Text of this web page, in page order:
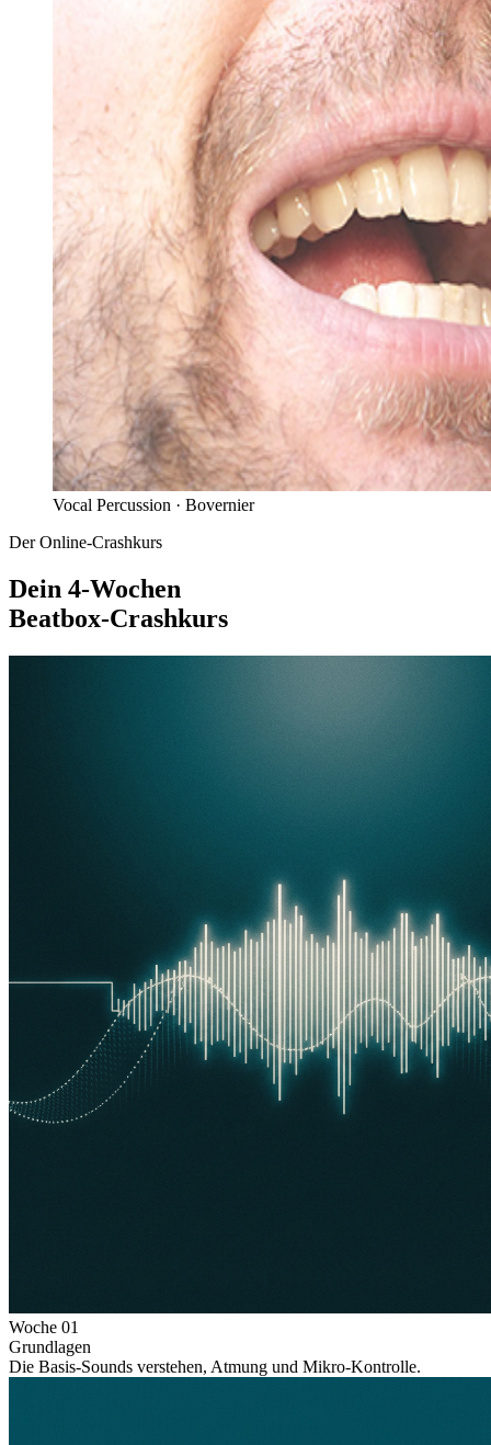
Vocal Percussion · Bovernier
Der Online-Crashkurs
Dein 4-Wochen
Beatbox-Crashkurs
Woche 01
Grundlagen
Die Basis-Sounds verstehen, Atmung und Mikro-Kontrolle.